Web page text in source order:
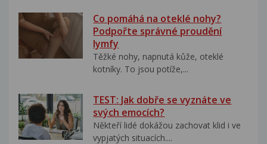
Co pomáhá na oteklé nohy?
Podpořte správné proudění
lymfy
Těžké nohy, napnutá kůže, oteklé
kotníky. To jsou potíže,...
TEST: Jak dobře se vyznáte ve
svých emocích?
Někteří lidé dokážou zachovat klid i ve
vypjatých situacích....